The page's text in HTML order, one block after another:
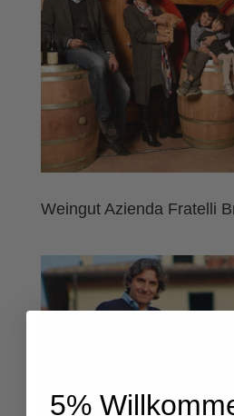
Weingut Azienda Fratelli
5%